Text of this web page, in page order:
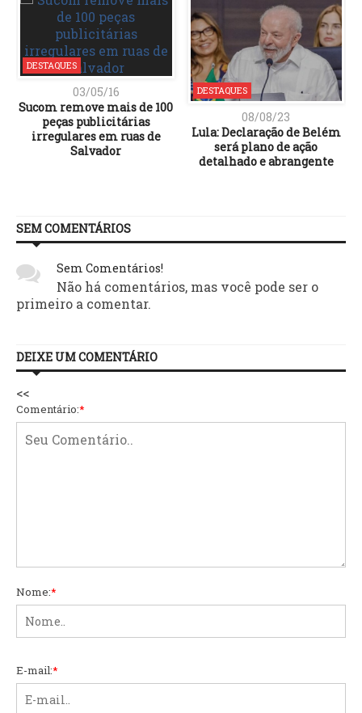
DESTAQUES
03/05/16
Sucom remove mais de 100
peças publicitárias
irregulares em ruas de
Salvador
DESTAQUES
08/08/23
Lula: Declaração de Belém
será plano de ação
detalhado e abrangente
SEM COMENTÁRIOS
Sem Comentários!
Não há comentários, mas você pode ser o
primeiro a comentar.
DEIXE UM COMENTÁRIO
<<
Comentário:*
Nome:*
E-mail:*